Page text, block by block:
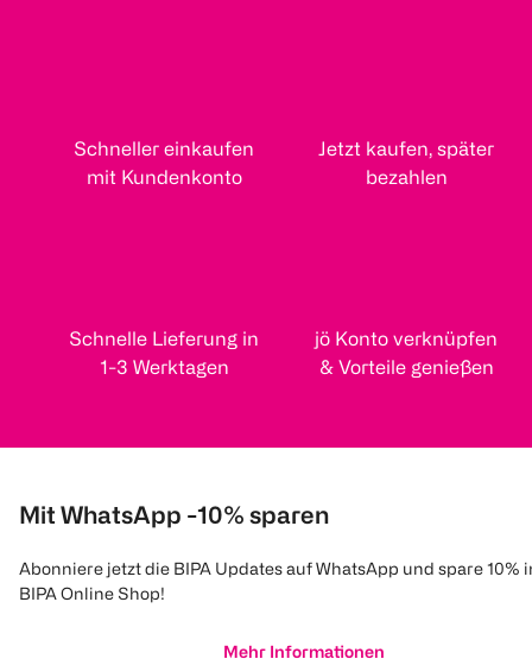
Schneller einkaufen
mit Kundenkonto
Jetzt kaufen, später
bezahlen
Schnelle Lieferung in
1-3 Werktagen
jö Konto verknüpfen
& Vorteile genießen
Mit WhatsApp -10% sparen
Abonniere jetzt die BIPA Updates auf WhatsApp und spare 10%
BIPA Online Shop!
Mehr Informationen